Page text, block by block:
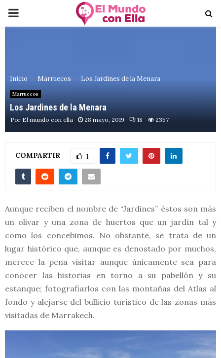
PRIMARY
Inicio Marruecos Los Jardines de la Menara
Marruecos
Los Jardines de la Menara
Por El mundo con ella 28 mayo, 2019 18 2357
COMPARTIR 1
Aunque reciben el nombre de “Jardines” éstos son más
un olivar y una zona de huertos que un jardín tal y
como los concebimos. No obstante, se trata de un
lugar histórico que, aunque es denostado por muchos,
merece la pena visitar aunque únicamente sea para
conocer las historias en torno a su pabellón y su
estanque; fotografiarlos con las montañas del Atlas al
fondo y alejarse del bullicio turístico de las zonas más
visitadas de Marrakech.